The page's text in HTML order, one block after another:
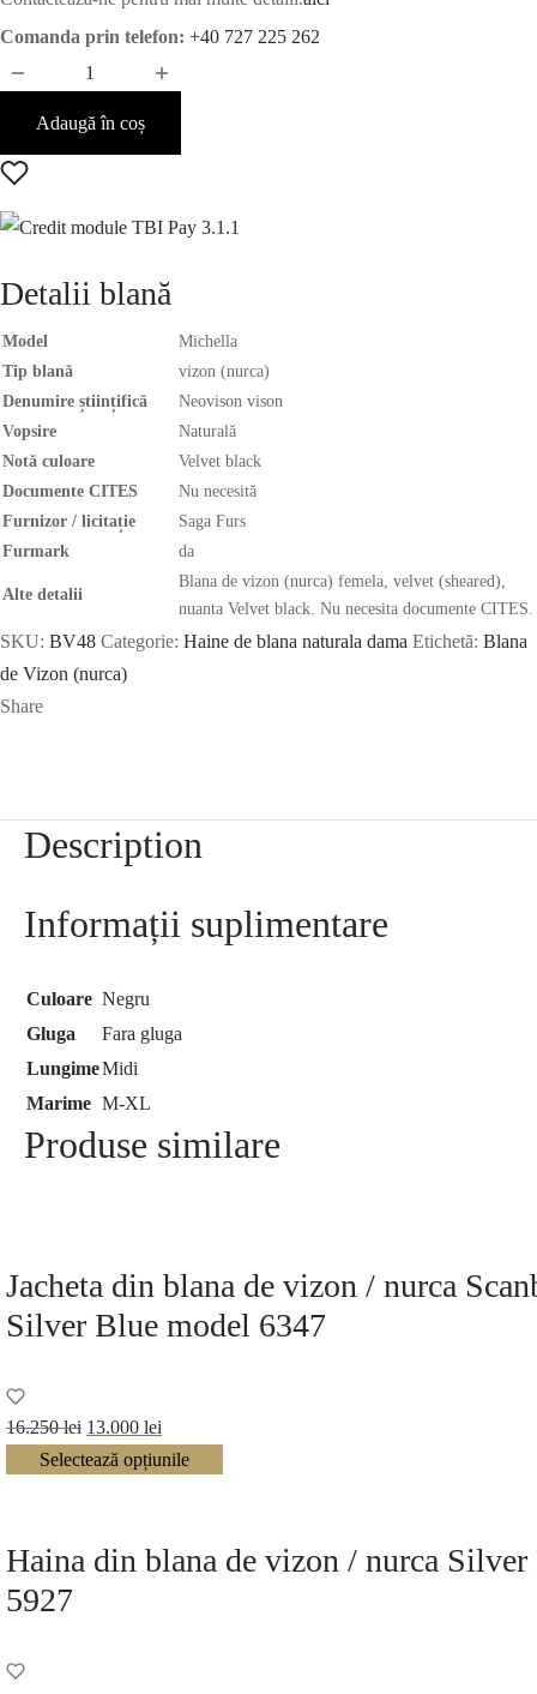
Comanda prin telefon: +40 727 225 262
Adaugă în coș
Detalii blană
Model
Michella
Tip blană
vizon (nurca)
Denumire științifică
Neovison vison
Vopsire
Naturală
Notă culoare
Velvet black
Documente CITES
Nu necesită
Furnizor / licitație
Saga Furs
Furmark
da
Alte detalii
Blana de vizon (nurca) femela, velvet (sheared),
nuanta Velvet black. Nu necesita documente CITES.
SKU: BV48 Categorie: Haine de blana naturala dama Etichetă: Blana
de Vizon (nurca)
Share
Description
Informații suplimentare
Culoare Negru
Gluga
Fara gluga
LungimeMidi
Marime M-XL
Produse similare
Jacheta din blana de vizon / nurca
Silver Blue model 6347
16.250lei Prețul
inițial a
13.000 lei
curent
Selectează opțiunile
Haina din blana de vizon / nurca
5927